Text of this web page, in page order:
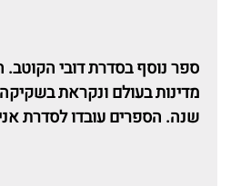
מדינות בעולם ונקראת
שנה. הספרים עובדו לסדרת